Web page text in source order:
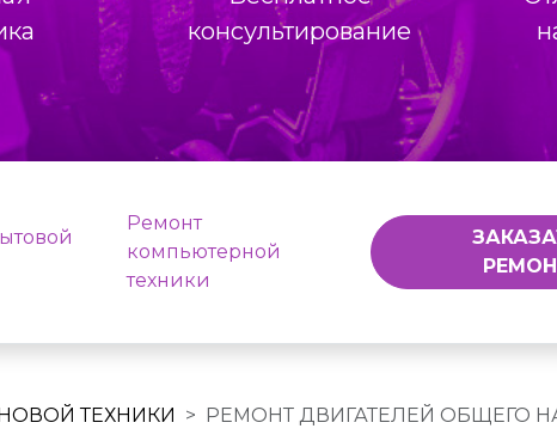
консультирование
Ремонт
компьютерной
техники
ТЕХНИКИ РЕМОНТ ДВИГАТЕЛЕЙ ОБЩЕГО